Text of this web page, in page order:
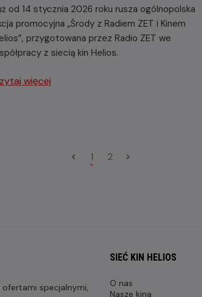
od 14 stycznia 2026 roku rusza ogólnopolska
promocyjna „Środy z Radiem ZET i Kinem
przygotowana przez Radio ZET we
z siecią kin Helios.
więcej
1 2
specjalnymi,
SIEĆ KIN HELIOS
O nas
Nasze kina